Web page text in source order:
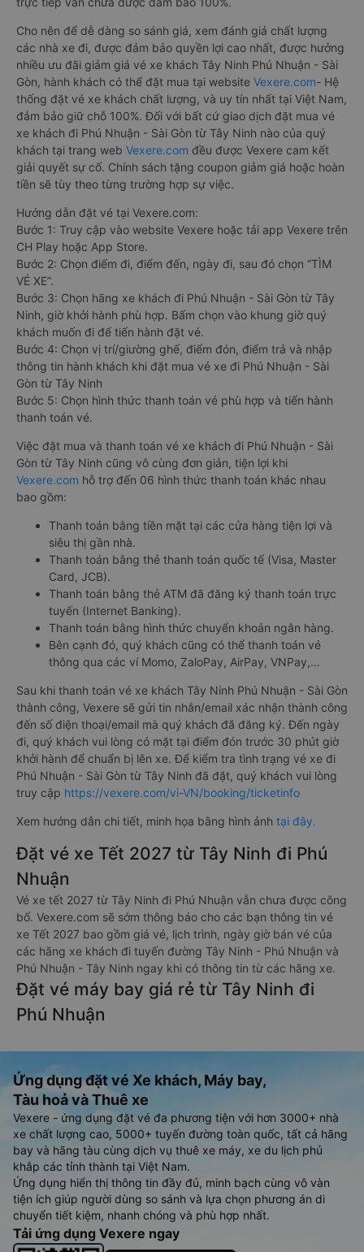
Cho nên để dễ dàng so sánh giá, xem đánh giá chất lượng
các nhà xe đi, được đảm bảo quyền lợi cao nhất, được hưởng
nhiều ưu đãi giảm giá vé xe khách Tây Ninh Phú Nhuận - Sài
Gòn, hành khách có thể đặt mua tại website Vexere.com- Hệ
thống đặt vé xe khách chất lượng, và uy tín nhất tại Việt Nam,
đảm bảo giữ chỗ 100%. Đối với bất cứ giao dịch đặt mua vé
xe khách đi Phú Nhuận - Sài Gòn từ Tây Ninh nào của quý
khách tại trang web Vexere.com đều được Vexere cam kết
giải quyết sự cố. Chính sách tặng coupon giảm giá hoặc hoàn
tiền sẽ tùy theo từng trường hợp sự việc.
Hướng dẫn đặt vé tại Vexere.com:
Bước 1: Truy cập vào website Vexere hoặc tải app Vexere trên
CH Play hoặc App Store.
Bước 2: Chọn điểm đi, điểm đến, ngày đi, sau đó chọn “TÌM
VÉ XE”.
Bước 3: Chọn hãng xe khách đi Phú Nhuận - Sài Gòn từ Tây
Ninh, giờ khởi hành phù hợp. Bấm chọn vào khung giờ quý
khách muốn đi để tiến hành đặt vé.
Bước 4: Chọn vị trí/giường ghế, điểm đón, điểm trả và nhập
thông tin hành khách khi đặt mua vé xe đi Phú Nhuận - Sài
Gòn từ Tây Ninh
Bước 5: Chọn hình thức thanh toán vé phù hợp và tiến hành
thanh toán vé.
Việc đặt mua và thanh toán vé xe khách đi Phú Nhuận - Sài
Gòn từ Tây Ninh cũng vô cùng đơn giản, tiện lợi khi
Vexere.com hỗ trợ đến 06 hình thức thanh toán khác nhau
bao gồm:
Thanh toán bằng tiền mặt tại các cửa hàng tiện lợi và
siêu thị gần nhà.
Thanh toán bằng thẻ thanh toán quốc tế (Visa, Master
Card, JCB).
Thanh toán bằng thẻ ATM đã đăng ký thanh toán trực
tuyến (Internet Banking).
Thanh toán bằng hình thức chuyển khoản ngân hàng.
Bên cạnh đó, quý khách cũng có thể thanh toán vé
thông qua các ví Momo, ZaloPay, AirPay, VNPay,…
Sau khi thanh toán vé xe khách Tây Ninh Phú Nhuận - Sài Gòn
thành công, Vexere sẽ gửi tin nhắn/email xác nhận thành công
đến số điện thoại/email mà quý khách đã đăng ký. Đến ngày
đi, quý khách vui lòng có mặt tại điểm đón trước 30 phút giờ
khởi hành để chuẩn bị lên xe. Để kiểm tra tình trạng vé xe đi
Phú Nhuận - Sài Gòn từ Tây Ninh đã đặt, quý khách vui lòng
truy cập https://vexere.com/vi-VN/booking/ticketinfo
Xem hướng dẫn chi tiết, minh họa bằng hình ảnh tại đây.
Đặt vé xe Tết 2027 từ Tây Ninh đi Phú
Nhuận
Vé xe tết 2027 từ Tây Ninh đi Phú Nhuận vẫn chưa được công
bố. Vexere.com sẽ sớm thông báo cho các bạn thông tin vé
xe Tết 2027 bao gồm giá vé, lịch trình, ngày giờ bán vé của
các hãng xe khách đi tuyến đường Tây Ninh - Phú Nhuận và
Phú Nhuận - Tây Ninh ngay khi có thông tin từ các hãng xe.
Đặt vé máy bay giá rẻ từ Tây Ninh đi
Phú Nhuận
Ứng dụng đặt vé Xe khách, Máy bay,
Tàu hoả và Thuê xe
Vexere - ứng dụng đặt vé đa phương tiện với hơn 3000+ nhà
xe chất lượng cao, 5000+ tuyến đường toàn quốc, tất cả hãng
bay và hãng tàu cùng dịch vụ thuê xe máy, xe du lịch phủ
khắp các tỉnh thành tại Việt Nam.
Ứng dụng hiển thị thông tin đầy đủ, minh bạch cùng vô vàn
tiện ích giúp người dùng so sánh và lựa chọn phương án di
chuyển tiết kiệm, nhanh chóng và phù hợp nhất.
Tải ứng dụng Vexere ngay